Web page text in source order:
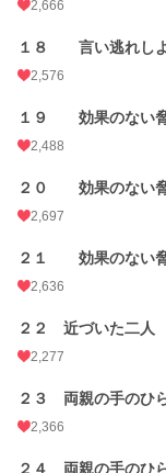
2,666
１８ 言い逃れし
2,576
１９ 効果のない
2,488
２０ 効果のない
2,697
２１ 効果のない
2,636
２２ 近づいた二人
2,277
２３ 両親の手の
2,366
２４ 両親の手の